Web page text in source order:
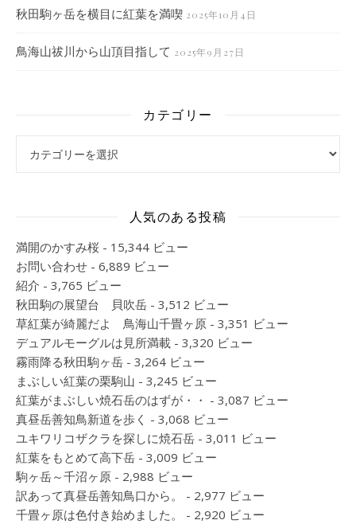
秋田駒ヶ岳を横目に紅葉を満喫 2025年10月4日
鳥海山祓川から山頂目指して 2025年9月27日
カテゴリー
人気のある投稿
満開のかすみ桜 - 15,344 ビュー
お問い合わせ - 6,889 ビュー
紹介 - 3,765 ビュー
秋田駒の展望台 貝吹岳 - 3,512 ビュー
草紅葉が綺麗だよ 鳥海山千畳ヶ原 - 3,351 ビュー
デュアルモーグルは見所満載 - 3,320 ビュー
霧雨降る秋田駒ヶ岳 - 3,264 ビュー
まぶしい紅葉の栗駒山 - 3,245 ビュー
紅葉がまぶしい焼石岳のはずが・・ - 3,087 ビュー
真昼岳善知鳥新道を歩く - 3,068 ビュー
ユキワリコザクラを探しに焼石岳 - 3,011 ビュー
紅葉をもとめて高下岳 - 3,009 ビュー
駒ヶ岳～千沼ヶ原 - 2,988 ビュー
訳あって真昼岳善知鳥口から。
- 2,977 ビュー
千畳ヶ原は色付き始めました。
- 2,920 ビュー